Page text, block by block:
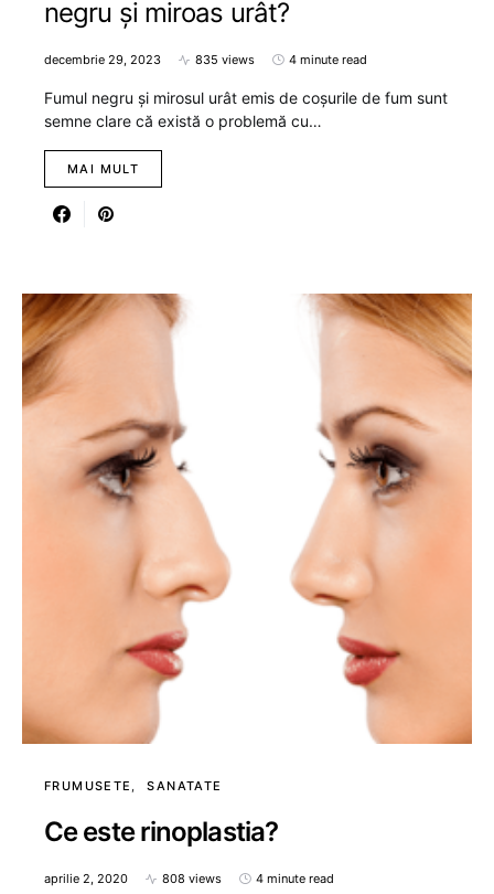
negru și miroas urât?
decembrie 29, 2023 835 views 4 minute read
Fumul negru și mirosul urât emis de coșurile de fum sunt
semne clare că există o problemă cu…
MAI MULT
FRUMUSETE SANATATE
Ce este rinoplastia?
aprilie 2, 2020 808 views 4 minute read